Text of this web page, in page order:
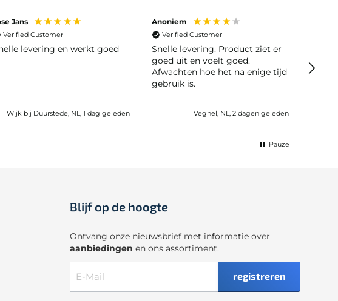
Jans
Verified Customer
levering en werkt goed
Wijk bij Duurstede, NL, 1 dag geleden
Anoniem
Verified Customer
Snelle levering. Product ziet er
goed uit en voelt goed.
Afwachten hoe het na enige tijd
gebruik is.
Veghel, NL, 2 dagen geleden
Pauze
Blijf op de hoogte
Ontvang onze nieuwsbrief met informatie over
aanbiedingen en ons assortiment.
registreren